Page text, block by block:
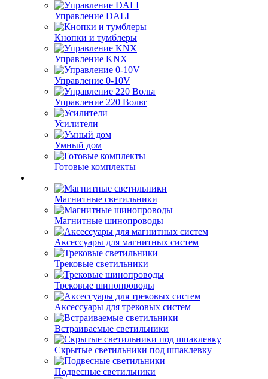
Управление DALI
Кнопки и тумблеры
Управление KNX
Управление 0-10V
Управление 220 Вольт
Усилители
Умный дом
Готовые комплекты
Магнитные светильники
Магнитные шинопроводы
Аксессуары для магнитных систем
Трековые светильники
Трековые шинопроводы
Аксессуары для трековых систем
Встраиваемые светильники
Скрытые светильники под шпаклевку
Подвесные светильники